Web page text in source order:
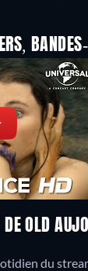
OLD
du